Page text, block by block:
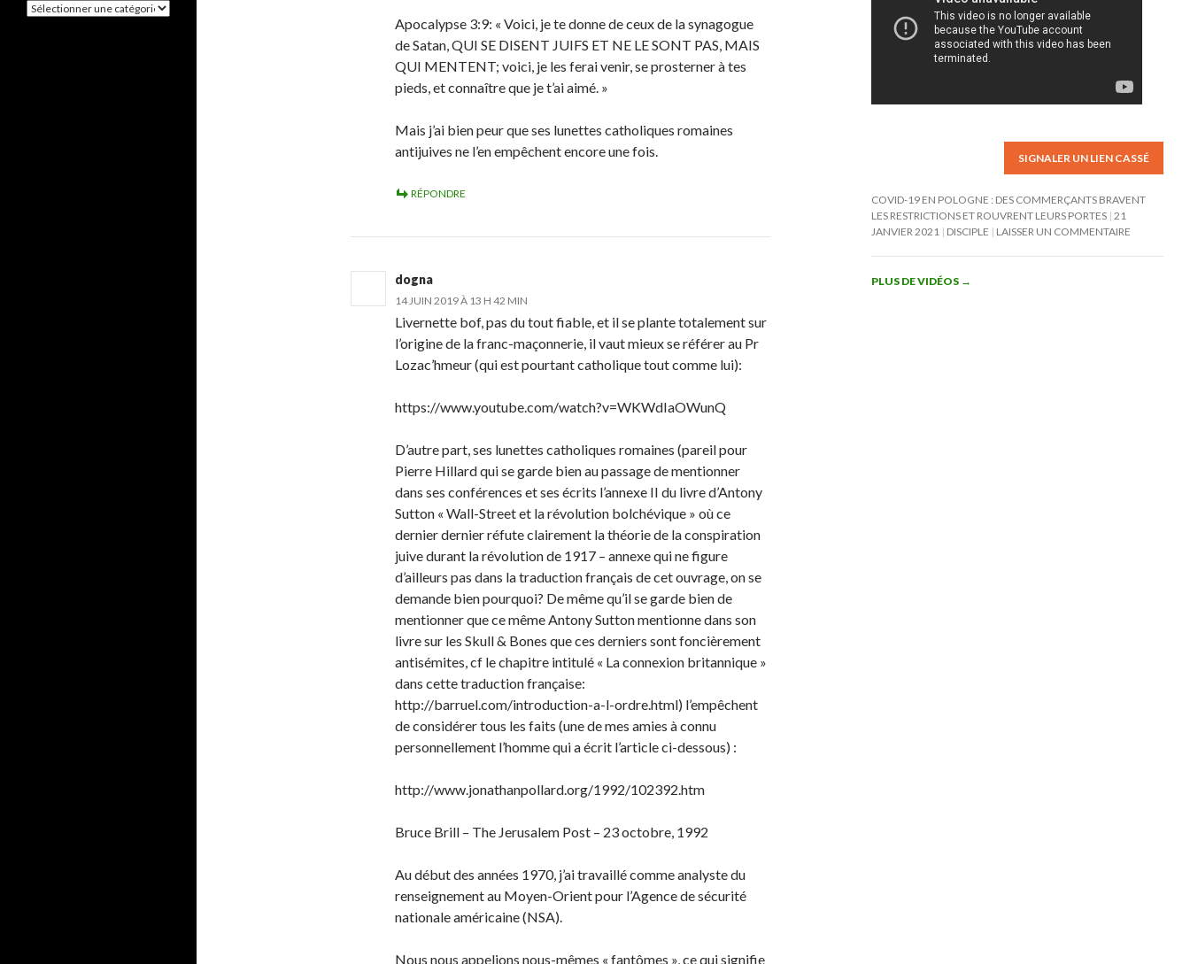
Apocalypse 3:9: « Voici, je te donne de ceux de la synagogue
de Satan, QUI SE DISENT JUIFS ET NE LE SONT PAS, MAIS
QUI MENTENT; voici, je les ferai venir, se prosterner à tes
pieds, et connaître que je t’ai aimé. »
Mais j’ai bien peur que ses lunettes catholiques romaines
antijuives ne l’en empêchent encore une fois.
RÉPONDRE
dogna
14 JUIN 2019 À 13 H 42 MIN
Livernette bof, pas du tout fiable, et il se plante totalement sur
l’origine de la franc-maçonnerie, il vaut mieux se référer au Pr
Lozac’hmeur (qui est pourtant catholique tout comme lui):
https://www.youtube.com/watch?v=WKWdIaOWunQ
D’autre part, ses lunettes catholiques romaines (pareil pour
Pierre Hillard qui se garde bien au passage de mentionner
dans ses conférences et ses écrits l’annexe II du livre d’Antony
Sutton « Wall-Street et la révolution bolchévique » où ce
dernier dernier réfute clairement la théorie de la conspiration
juive durant la révolution de 1917 – annexe qui ne figure
d’ailleurs pas dans la traduction français de cet ouvrage, on se
demande bien pourquoi? De même qu’il se garde bien de
mentionner que ce même Antony Sutton mentionne dans son
livre sur les Skull & Bones que ces derniers sont foncièrement
antisémites, cf le chapitre intitulé « La connexion britannique »
dans cette traduction française:
http://barruel.com/introduction-a-l-ordre.html) l’empêchent
de considérer tous les faits (une de mes amies à connu
personnellement l’homme qui a écrit l’article ci-dessous) :
http://www.jonathanpollard.org/1992/102392.htm
Bruce Brill – The Jerusalem Post – 23 octobre, 1992
Au début des années 1970, j’ai travaillé comme analyste du
renseignement au Moyen-Orient pour l’Agence de sécurité
nationale américaine (NSA).
Nous nous appelions nous-mêmes « fantômes », ce qui signifie
SIGNALER UN LIEN CASSÉ
COVID-19 EN POLOGNE : DES COMMERÇANTS BRAVENT
LES RESTRICTIONS ET ROUVRENT LEURS PORTES 21
JANVIER 2021
DISCIPLE LAISSER UN COMMENTAIRE
PLUS DE VIDÉOS →
Catégories